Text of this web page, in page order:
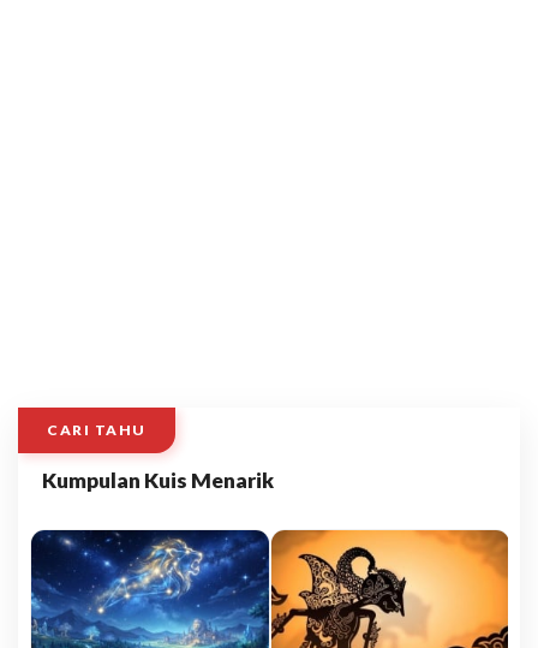
CARI TAHU
Kumpulan Kuis Menarik